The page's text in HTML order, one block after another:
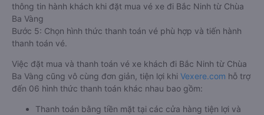
thông tin hành khách khi đặt mua vé xe đi Bắc Ninh từ Chùa
Ba Vàng
Bước 5: Chọn hình thức thanh toán vé phù hợp và tiến hành
thanh toán vé.
Việc đặt mua và thanh toán vé xe khách đi Bắc Ninh từ Chùa
Ba Vàng cũng vô cùng đơn giản, tiện lợi khi Vexere.com hỗ trợ
đến 06 hình thức thanh toán khác nhau bao gồm:
Thanh toán bằng tiền mặt tại các cửa hàng tiện lợi và